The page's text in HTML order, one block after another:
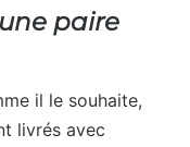
paire
il le souhaite,
livrés avec